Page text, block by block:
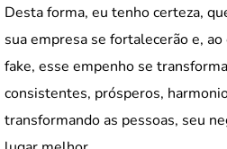
Desta forma, eu tenho certeza,
sua empresa se fortalecerão e,
fake, esse empenho se
consistentes, prósperos,
transformando as pessoas, seu